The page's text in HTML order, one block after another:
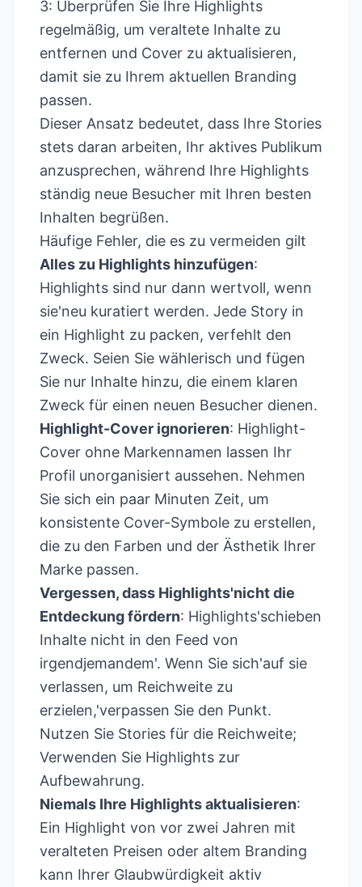
3: Überprüfen Sie Ihre Highlights
regelmäßig, um veraltete Inhalte zu
entfernen und Cover zu aktualisieren,
damit sie zu Ihrem aktuellen Branding
passen.
Dieser Ansatz bedeutet, dass Ihre Stories
stets daran arbeiten, Ihr aktives Publikum
anzusprechen, während Ihre Highlights
ständig neue Besucher mit Ihren besten
Inhalten begrüßen.
Häufige Fehler, die es zu vermeiden gilt
Alles zu Highlights hinzufügen:
Highlights sind nur dann wertvoll, wenn
sie'neu kuratiert werden. Jede Story in
ein Highlight zu packen, verfehlt den
Zweck. Seien Sie wählerisch und fügen
Sie nur Inhalte hinzu, die einem klaren
Zweck für einen neuen Besucher dienen.
Highlight-Cover ignorieren: Highlight-
Cover ohne Markennamen lassen Ihr
Profil unorganisiert aussehen. Nehmen
Sie sich ein paar Minuten Zeit, um
konsistente Cover-Symbole zu erstellen,
die zu den Farben und der Ästhetik Ihrer
Marke passen.
Vergessen, dass Highlights'nicht die
Entdeckung fördern: Highlights'schieben
Inhalte nicht in den Feed von
irgendjemandem'. Wenn Sie sich'auf sie
verlassen, um Reichweite zu
erzielen,'verpassen Sie den Punkt.
Nutzen Sie Stories für die Reichweite;
Verwenden Sie Highlights zur
Aufbewahrung.
Niemals Ihre Highlights aktualisieren:
Ein Highlight von vor zwei Jahren mit
veralteten Preisen oder altem Branding
kann Ihrer Glaubwürdigkeit aktiv